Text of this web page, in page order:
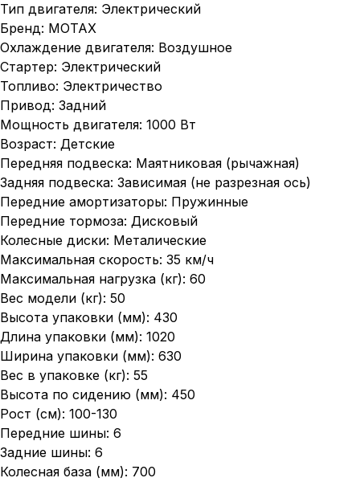
Тип двигателя: Электрический
Бренд: MOTAX
Охлаждение двигателя: Воздушное
Стартер: Электрический
Топливо: Электричество
Привод: Задний
Мощность двигателя: 1000 Вт
Возраст: Детские
Передняя подвеска: Маятниковая (рычажная)
Задняя подвеска: Зависимая (не разрезная ось)
Передние амортизаторы: Пружинные
Передние тормоза: Дисковый
Колесные диски: Металические
Максимальная скорость: 35 км/ч
Максимальная нагрузка (кг): 60
Вес модели (кг): 50
Высота упаковки (мм): 430
Длина упаковки (мм): 1020
Ширина упаковки (мм): 630
Вес в упаковке (кг): 55
Высота по сидению (мм): 450
Рост (см): 100-130
Передние шины: 6
Задние шины: 6
Колесная база (мм): 700